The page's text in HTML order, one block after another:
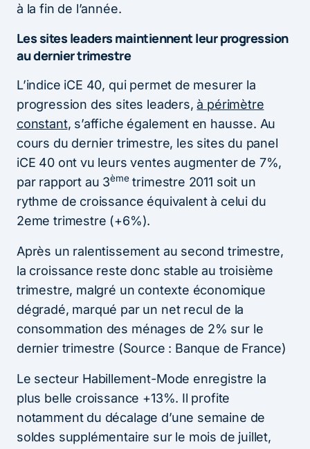
à la fin de l’année.
Les sites leaders maintiennent leur progression
au dernier trimestre
L’indice iCE 40, qui permet de mesurer la
progression des sites leaders,à périmètre
constant, s’affiche également en hausse. Au
cours du dernier trimestre, les sites du panel
iCE 40 ont vu leurs ventes augmenter de 7%,
par rapport au 3èmetrimestre 2011 soit un
rythme de croissance équivalent à celui du
2eme trimestre (+6%).
Après un ralentissement au second trimestre,
la croissance reste donc stable au troisième
trimestre, malgré un contexte économique
dégradé, marqué par un net recul de la
consommation des ménages de 2% sur le
dernier trimestre (Source : Banque de France)
Le secteur Habillement-Mode enregistre la
plus belle croissance +13%. Il profite
notamment du décalage d’une semaine de
soldes supplémentaire sur le mois de juillet,